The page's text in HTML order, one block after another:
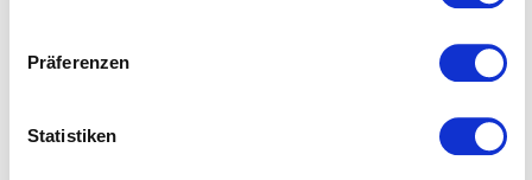
Präferenzen
Statistiken
Haben Sie Fragen oder sind Sie